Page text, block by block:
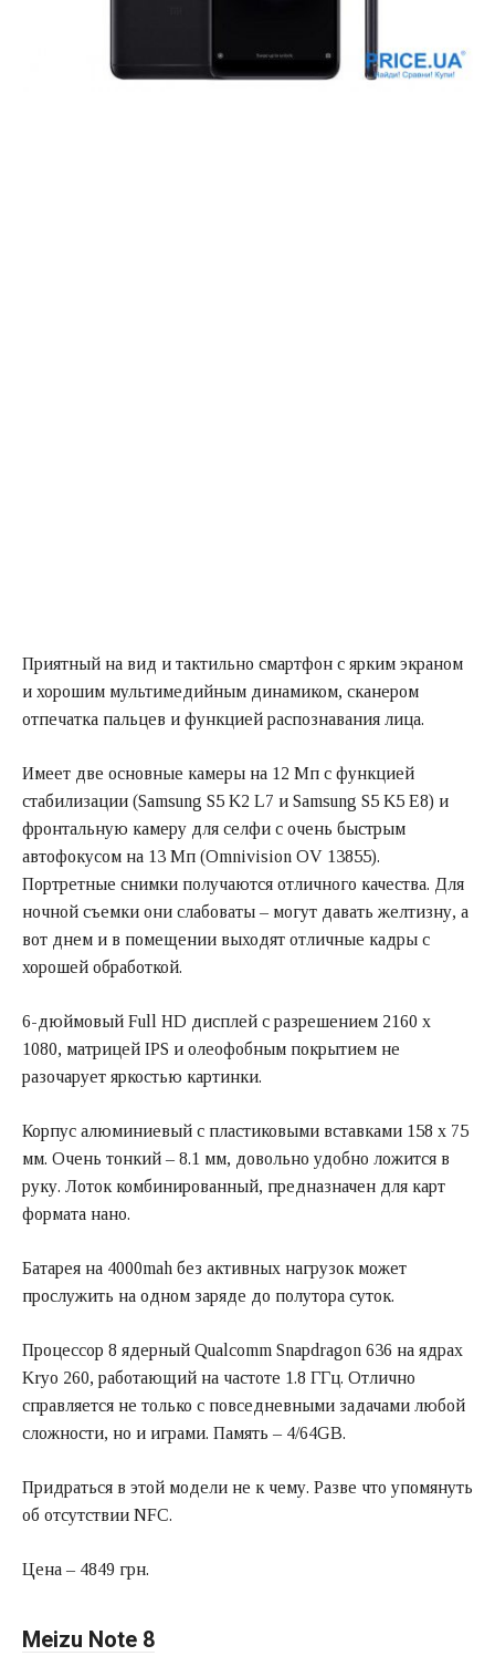
Приятный на вид и тактильно смартфон с ярким экраном
и хорошим мультимедийным динамиком, сканером
отпечатка пальцев и функцией распознавания лица.
Имеет две основные камеры на 12 Мп с функцией
стабилизации (Samsung S5 K2 L7 и Samsung S5 K5 E8) и
фронтальную камеру для селфи с очень быстрым
автофокусом на 13 Мп (Omnivision OV 13855).
Портретные снимки получаются отличного качества. Для
ночной съемки они слабоваты – могут давать желтизну, а
вот днем и в помещении выходят отличные кадры с
хорошей обработкой.
6-дюймовый Full HD дисплей с разрешением 2160 x
1080, матрицей IPS и олеофобным покрытием не
разочарует яркостью картинки.
Корпус алюминиевый с пластиковыми вставками 158 х 75
мм. Очень тонкий – 8.1 мм, довольно удобно ложится в
руку. Лоток комбинированный, предназначен для карт
формата нано.
Батарея на 4000mah без активных нагрузок может
прослужить на одном заряде до полутора суток.
Процессор 8 ядерный Qualcomm Snapdragon 636 на ядрах
Kryo 260, работающий на частоте 1.8 ГГц. Отлично
справляется не только с повседневными задачами любой
сложности, но и играми. Память – 4/64GB.
Придраться в этой модели не к чему. Разве что упомянуть
об отсутствии NFC.
Цена – 4849 грн.
Meizu Note 8